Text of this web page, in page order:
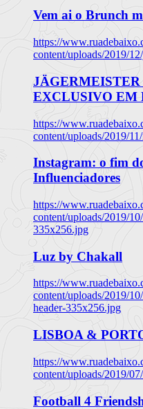
Vem ai o Brunch
https://
content/uploads/2019/
EXCLUSIVO EM
https://
content/uploads/2019/
Instagram: o fim
Influenciadores
https://
content/uploads/2019/
335x256.jpg
Luz by Chakall
https://
content/uploads/2019/
header-335x256.jpg
LISBOA &
https://
content/uploads/2019/
Football 4